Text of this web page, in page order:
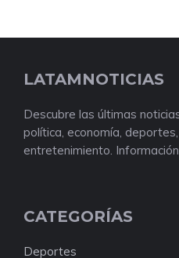
LATAMNOTICIAS
Descubre las últimas
política, economía,
entretenimiento.
CATEGORÍAS
Deportes